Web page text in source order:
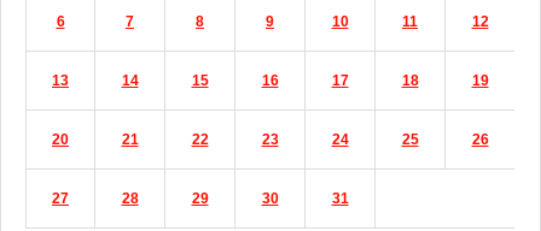
6 7 8 9 10 11 12
13 14 15 16 17 18 19
20 21 22 23 24 25 26
27 28 29 30 31